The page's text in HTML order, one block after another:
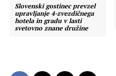
Slovenski gostinec prevzel
upravljanje 4-zvezdičnega
hotela in gradu v lasti
svetovno znane družine